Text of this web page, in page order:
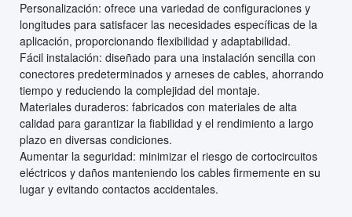
Personalización: ofrece una variedad de configuraciones y
longitudes para satisfacer las necesidades específicas de la
aplicación, proporcionando flexibilidad y adaptabilidad.
Fácil instalación: diseñado para una instalación sencilla con
conectores predeterminados y arneses de cables, ahorrando
tiempo y reduciendo la complejidad del montaje.
Materiales duraderos: fabricados con materiales de alta
calidad para garantizar la fiabilidad y el rendimiento a largo
plazo en diversas condiciones.
Aumentar la seguridad: minimizar el riesgo de cortocircuitos
eléctricos y daños manteniendo los cables firmemente en su
lugar y evitando contactos accidentales.